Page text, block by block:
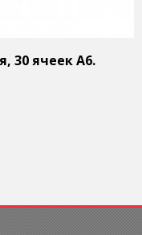
30 ячеек А6.